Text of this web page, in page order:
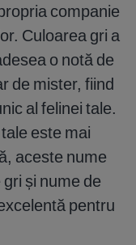
companie
Culoarea gri a
o notă de
de mister, fiind
al felinei tale.
este mai
aceste nume
și nume de
pentru